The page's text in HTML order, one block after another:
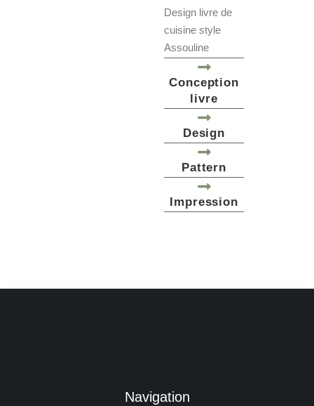
Design livre de
cuisine style
Assouline
Conception
livre
Design
Pattern
Impression
Navigation